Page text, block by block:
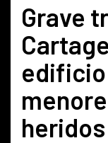
Grave
edificio
heridos